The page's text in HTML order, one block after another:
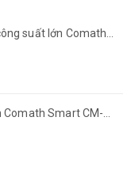
suất lớn Comath
Comath Smart CM-